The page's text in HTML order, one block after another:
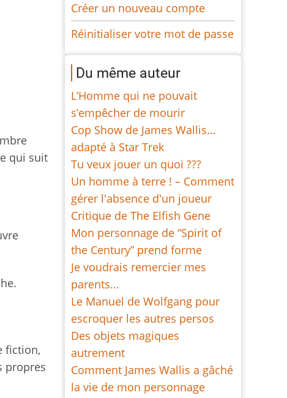
qui suit
fiction,
propres
Créer un nouveau compte
Réinitialiser votre mot de passe
Du même auteur
L’Homme qui ne pouvait
s’empêcher de mourir
Cop Show de James Wallis…
adapté à Star Trek
Tu veux jouer un quoi ???
Un homme à terre ! – Comment
gérer l'absence d'un joueur
Critique de The Elfish Gene
Mon personnage de “Spirit of
the Century” prend forme
Je voudrais remercier mes
parents...
Le Manuel de Wolfgang pour
escroquer les autres persos
Des objets magiques
autrement
Comment James Wallis a gâché
la vie de mon personnage